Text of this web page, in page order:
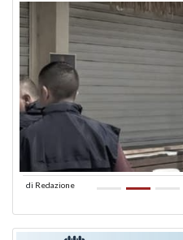
di Redazione